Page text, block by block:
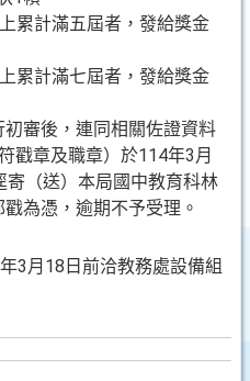
累計滿五屆者，發給獎金
累計滿七屆者，發給獎金
審後，連同相關佐證資料
戳章及職章）於114年3月
（送）本局國中教育科林
為憑，逾期不予受理。
3月18日前洽教務處設備組